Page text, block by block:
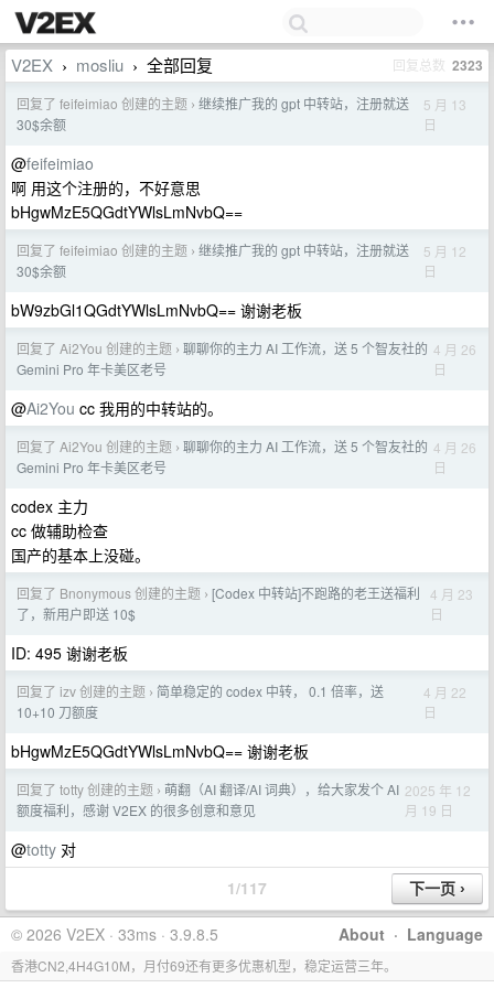
V2EX › mosliu › 全部回复 回复总数 2323
回复了 feifeimiao 创建的主题 › 继续推广我的 gpt 中转站，注册就送
30$余额
5 月 13
日
@feifeimiao
啊 用这个注册的，不好意思
bHgwMzE5QGdtYWlsLmNvbQ==
回复了 feifeimiao 创建的主题 › 继续推广我的 gpt 中转站，注册就送
30$余额
5 月 12
日
bW9zbGl1QGdtYWlsLmNvbQ== 谢谢老板
回复了 Ai2You 创建的主题 › 聊聊你的主力 AI 工作流，送 5 个智友社的
Gemini Pro 年卡美区老号
4 月 26
日
@Ai2You cc 我用的中转站的。
回复了 Ai2You 创建的主题 › 聊聊你的主力 AI 工作流，送 5 个智友社的
Gemini Pro 年卡美区老号
4 月 26
日
codex 主力
cc 做辅助检查
国产的基本上没碰。
回复了 Bnonymous 创建的主题 › [Codex 中转站]不跑路的老王送福利
了，新用户即送 10$
4 月 23
日
ID: 495 谢谢老板
回复了 izv 创建的主题 › 简单稳定的 codex 中转， 0.1 倍率，送
10+10 刀额度
4 月 22
日
bHgwMzE5QGdtYWlsLmNvbQ== 谢谢老板
回复了 totty 创建的主题 › 萌翻（AI 翻译/AI 词典），给大家发个 AI
额度福利，感谢 V2EX 的很多创意和意见
2025 年 12
月 19 日
@totty 对
1/117
About · Language
© 2026 V2EX · 33ms · 3.9.8.5
香港CN2,4H4G10M，月付69还有更多优惠机型，稳定运营三年。